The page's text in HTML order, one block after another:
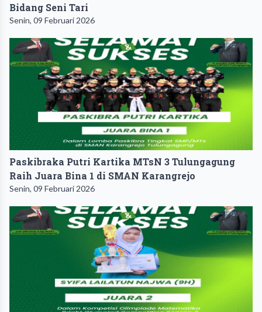
Bidang Seni Tari
Senin, 09 Februari 2026
Paskibraka Putri Kartika MTsN 3 Tulungagung
Raih Juara Bina 1 di SMAN Karangrejo
Senin, 09 Februari 2026